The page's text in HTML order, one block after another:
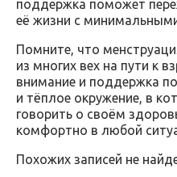
поддержка поможет
её жизни с
Помните, что
из многих вех на пути к
внимание и поддержка
и тёплое окружение, в
говорить о своём
комфортно в любой
Похожих записей не